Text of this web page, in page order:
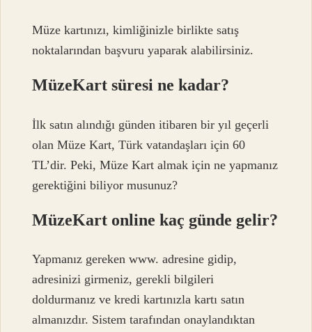
Müze kartınızı, kimliğinizle birlikte satış
noktalarından başvuru yaparak alabilirsiniz.
MüzeKart süresi ne kadar?
İlk satın alındığı günden itibaren bir yıl geçerli
olan Müze Kart, Türk vatandaşları için 60
TL’dir. Peki, Müze Kart almak için ne yapmanız
gerektiğini biliyor musunuz?
MüzeKart online kaç günde gelir?
Yapmanız gereken www. adresine gidip,
adresinizi girmeniz, gerekli bilgileri
doldurmanız ve kredi kartınızla kartı satın
almanızdır. Sistem tarafından onaylandıktan